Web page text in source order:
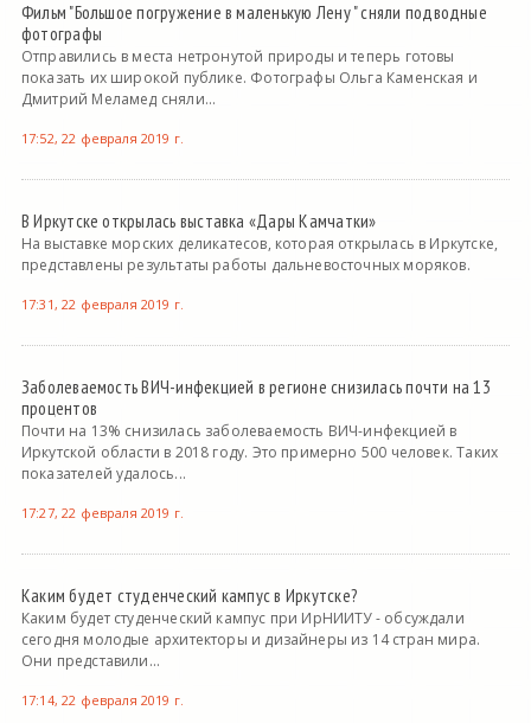
Фильм "Большое погружение в маленькую Лену " сняли подводные
фотографы
Отправились в места нетронутой природы и теперь готовы
показать их широкой публике. Фотографы Ольга Каменская и
Дмитрий Меламед сняли...
17:52, 22 февраля 2019 г.
В Иркутске открылась выставка «Дары Камчатки»
На выставке морских деликатесов, которая открылась в Иркутске,
представлены результаты работы дальневосточных моряков.
17:31, 22 февраля 2019 г.
Заболеваемость ВИЧ-инфекцией в регионе снизилась почти на 13
процентов
Почти на 13% снизилась заболеваемость ВИЧ-инфекцией в
Иркутской области в 2018 году. Это примерно 500 человек. Таких
показателей удалось...
17:27, 22 февраля 2019 г.
Каким будет студенческий кампус в Иркутске?
Каким будет студенческий кампус при ИрНИИТУ - обсуждали
сегодня молодые архитекторы и дизайнеры из 14 стран мира.
Они представили...
17:14, 22 февраля 2019 г.